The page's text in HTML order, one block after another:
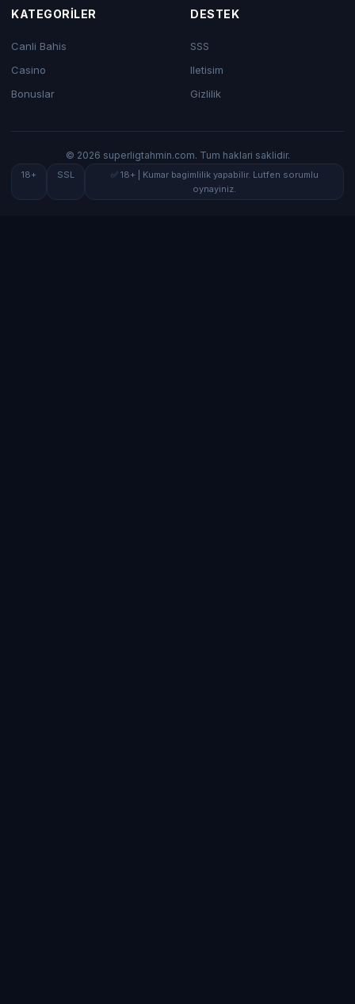
KATEGORILER
Canli Bahis
Casino
Bonuslar
DESTEK
SSS
Iletisim
Gizlilik
© 2026 superligtahmin.com. Tum haklari saklidir.
18+ SSL
✅ 18+ | Kumar bagimlilik yapabilir. Lutfen sorumlu
oynayiniz.